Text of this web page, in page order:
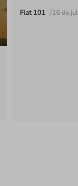
Flat 101 /16 de